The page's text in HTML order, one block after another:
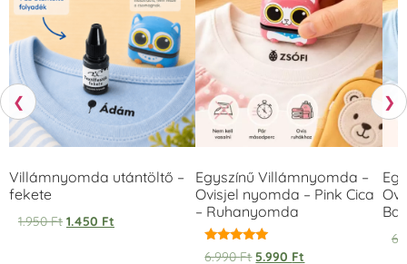
❮
Villámnyomda utántöltő –
fekete
1.950Ft 1.450 Ft
Egyszínű Villámnyomda –
Ovisjel nyomda – Pink Cica
– Ruhanyomda
Értékelés:
6.990Ft 5.990 Ft
❯